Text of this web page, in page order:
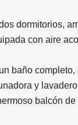
dormitorios,
con aire
baño
y
balcón de